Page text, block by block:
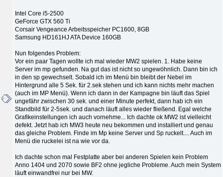
Intel Core i5-2500
GeForce GTX 560 Ti
Corsair Vengeance Arbeitsspeicher PC1600, 8GB
Samsung HD161HJ ATA Device 160GB
Nun folgendes Problem:
Vor ein paar Tagen wollte ich mal wieder MW2 spielen. 1. Habe keine
Server im mp gefunden. Na gut das ist nicht so ungewöhnlich. Dann bin ich
in den sp gewechselt. Sobald ich im Menü bin bleibt der Nebel im
Hintergrund alle 5 Sek. für 2.sek stehen und ich kann nichts mehr machen
(auch im MP Menü). Wenn ich dann in der Kampagne bin läuft das Spiel
ungefähr zwischen 30 sek. und einer Minute perfekt, dann hab ich ein
Standbild für 2-5sek. und danach läuft alles wieder fließend. Egal welche
Grafikeinstellungen ich auch vornehme... Ich dachte ok MW2 ist vielleicht
defekt. Jetzt hab ich MW3 heute neu bekommen und installiert und genau
das gleiche Problem. Finde im Mp keine Server und Sp ruckelt.... Auch im
Menü die ruckelei ist na wie vor da.
Ich dachte schon mal Festplatte aber bei anderen Spielen kein Problem
Anno 1404 und 2070 sowie BF2 ohne jegliche Probleme. Auch mein System
läuft einwandfrei nur bei MW.